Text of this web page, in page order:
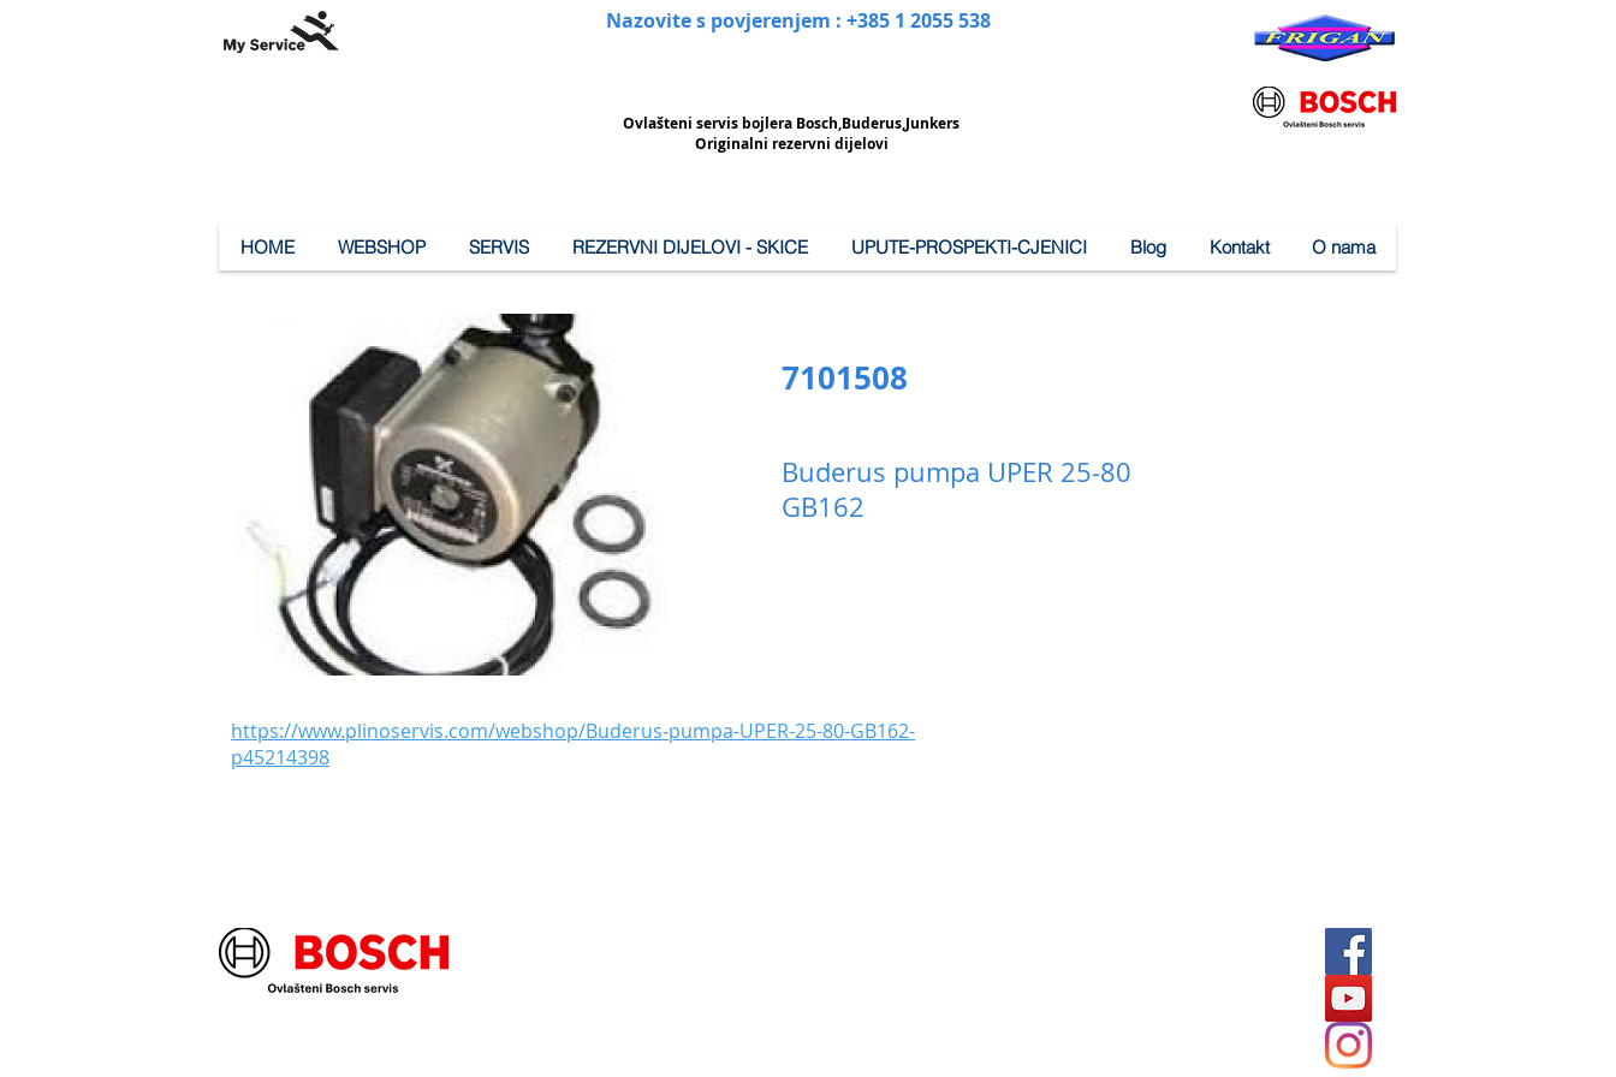
Nazovite s povjerenjem : +385 1 2055 538
Ovlašteni servis bojlera Bosch,Buderus,Junkers
Originalni rezervni dijelovi
HOME WEBSHOP SERVIS REZERVNI DIJELOVI - SKICE UPUTE-PROSPEKTI-CJENICI Blog Kontakt O nama
7101508
Buderus pumpa UPER 25-80
GB162
https://www.plinoservis.com/webshop/Buderus-pumpa-UPER-25-80-GB162-
p45214398